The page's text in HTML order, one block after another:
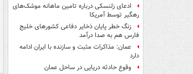
ادعای زلنسکی درباره تامین ماهانه موشک‌های
رهگیر توسط آمریکا
زنگ خطر پایان ذخایر دفاعی کشورهای خلیج
فارس هم به صدا درآمد
عمان: مذاکرات مثبت و سازنده با ایران ادامه
دارد
وقوع حادثه دریایی در ساحل عمان